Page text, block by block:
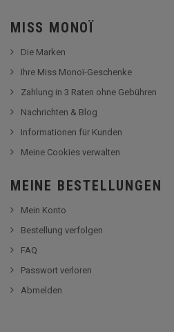
MISS MONOÏ
Die Marken
Ihre Miss Monoï-Geschenke
Zahlung in 3 Raten ohne Gebühren
Nachrichten & Blog
Informationen für Kunden
Meine Cookies verwalten
MEINE BESTELLUNGEN
Mein Konto
Bestellung verfolgen
FAQ
Passwort verloren
Abmelden